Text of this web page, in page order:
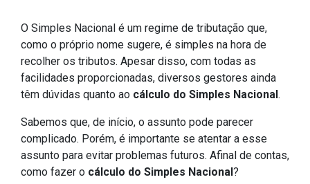
O Simples Nacional é um regime de tributação que,
como o próprio nome sugere, é simples na hora de
recolher os tributos. Apesar disso, com todas as
facilidades proporcionadas, diversos gestores ainda
têm dúvidas quanto ao cálculo do Simples Nacional .
Sabemos que, de início, o assunto pode parecer
complicado. Porém, é importante se atentar a esse
assunto para evitar problemas futuros. Afinal de contas,
como fazer o cálculo do Simples Nacional ?